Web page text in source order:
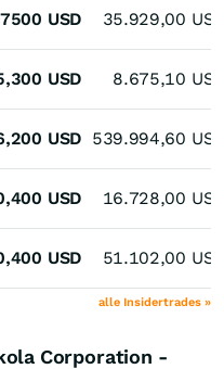
USD 35.929,00
USD 8.675,10
USD 539.994,60
USD 16.728,00
USD 51.102,00
alle Insidertrades »
Corporation -